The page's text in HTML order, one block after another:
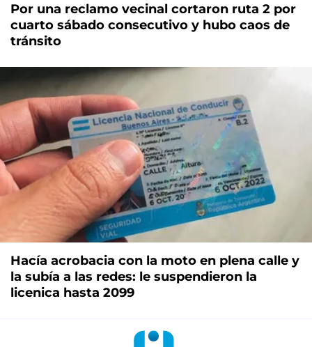
Por una reclamo vecinal cortaron ruta 2 por
cuarto sábado consecutivo y hubo caos de
tránsito
Hacía acrobacia con la moto en plena calle y
la subía a las redes: le suspendieron la
licenica hasta 2099